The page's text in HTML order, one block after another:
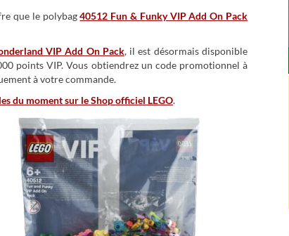
que le polybag40512 Fun & Funky VIP Add On Pack
VIP Add On Pack, il est désormais disponible
points VIP. Vous obtiendrez un code promotionnel à
à votre commande.
du moment sur le Shop officiel LEGO.